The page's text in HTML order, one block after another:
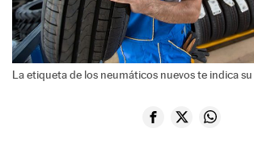
La etiqueta de los neumáticos nuevos te indica su